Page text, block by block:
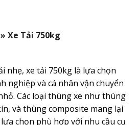
» Xe Tải 750kg
nhẹ, xe tải 750kg là lựa chọn
nghiệp và cá nhân vận chuyển
Các loại thùng xe như thùng
và thùng composite mang lại
chọn phù hợp với nhu cầu cụ